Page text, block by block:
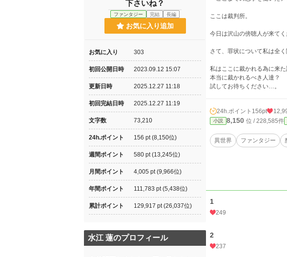
ここは裁判所。
今日は沢山の傍聴人が来てく
さて、罪状について私は全
私はここに裁かれる為に来た
本当に裁かれるべき人達？
試してお待ちください…。
24h.ポイント 156pt
小説 8,150 位 / 228,585件
異世界 ファンタジー
1
249
2
237
下さいね？
ファンタジー 完結 長編
お気に入り追加
お気に入り 303
初回公開日時 2023.09.12 15:07
更新日時 2025.12.27 11:18
初回完結日時 2025.12.27 11:19
文字数 73,210
24h.ポイント 156 pt (8,150位)
週間ポイント 580 pt (13,245位)
月間ポイント 4,005 pt (9,966位)
年間ポイント 111,783 pt (5,438位)
累計ポイント 129,917 pt (26,037位)
水江 蓮のプロフィール